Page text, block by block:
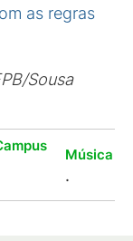
as regras
Sousa
Música
.